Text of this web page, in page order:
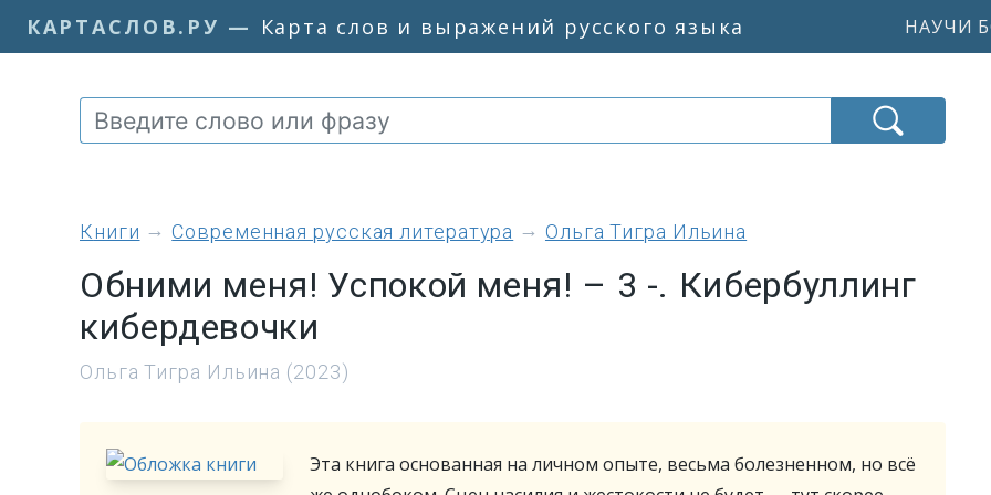
КАРТАСЛОВ.РУ — Карта слов и выражений русского языка НАУЧИ
книги Современная русская литература Ольга Тигра Ильина
Обними меня! Успокой меня! – 3 -. Кибербуллинг
кибердевочки
Ольга Тигра Ильина (2023)
Эта книга основанная на личном опыте, весьма болезненном, но всё